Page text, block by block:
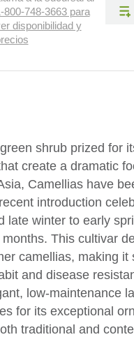
800-748-3663 para
disponibilidad y
shrub prized for
create a dramatic
Camellias have
introduction
late winter to early
This cultivar
camellias, making it
and disease
low-maintenance
for its exceptional
traditional and